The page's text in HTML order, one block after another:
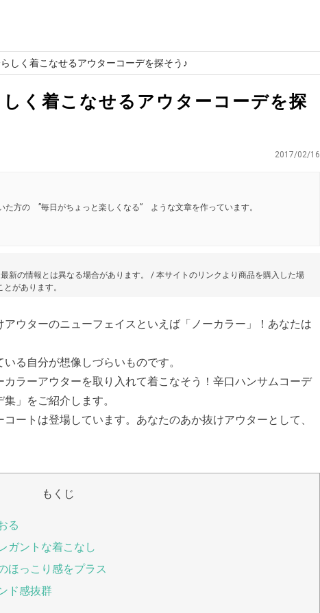
らしく着こなせるアウターコーデを探そう♪
しく着こなせるアウターコーデを探
2017/02/16
た方の ”毎日がちょっと楽しくなる” ような文章を作っています。
新の情報とは異なる場合があります。 / 本サイトのリンクより商品を購入した場
があります。
ウターのニューフェイスといえば「ノーカラー」！あなたは
る自分が想像しづらいものです。
ラーアウターを取り入れて着こなそう！辛口ハンサムコーデ
」をご紹介します。
ートは登場しています。あなたのあか抜けアウターとして、
もくじ
る
ガントな着こなし
ほっこり感をプラス
ド感抜群